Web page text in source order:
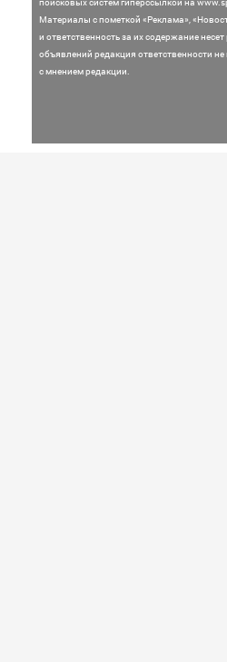
Материалы с пометкой «Реклама»,
и ответственность за их содержание
объявлений редакция ответственности
с мнением редакции.